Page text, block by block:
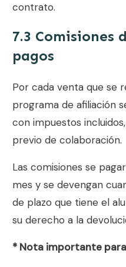
contrato.
7.3 Comisiones
pagos
Por cada venta que se
programa de afiliación
con impuestos
previo de colaboración.
Las comisiones se
mes y se devengan
de plazo que tiene el
su derecho a la
* Nota importante